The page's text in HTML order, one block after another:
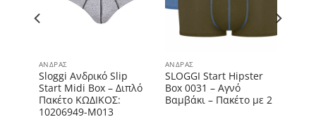
ΆΝΔΡΑΣ
Sloggi Ανδρικό Slip
Start Midi Box – Διπλό
Πακέτο ΚΩΔΙΚΟΣ:
10206949-M013
ΆΝΔΡΑΣ
SLOGGI Start Hipster
Box 0031 – Αγνό
Βαμβάκι – Πακέτο με 2